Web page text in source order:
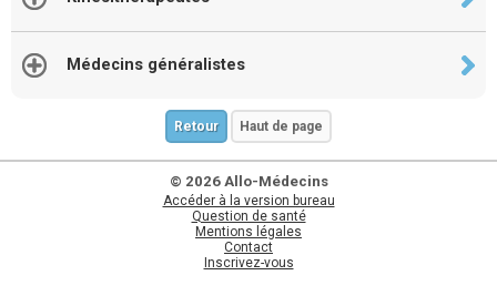
Médecins généralistes
Retour Haut de page
© 2026 Allo-Médecins
Accéder à la version bureau
Question de santé
Mentions légales
Contact
Inscrivez-vous